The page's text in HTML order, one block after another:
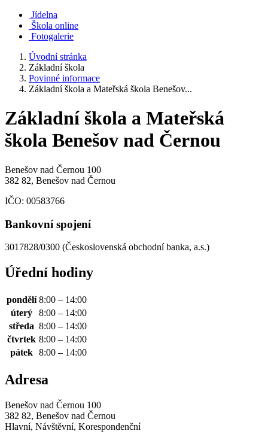
Jídelna
Škola online
Fotogalerie
Úvodní stránka
Základní škola
Povinné informace
Základní škola a Mateřská škola Benešov...
Základní škola a Mateřská
škola Benešov nad Černou
Benešov nad Černou 100
382 82, Benešov nad Černou
IČO: 00583766
Bankovní spojení
3017828/0300 (Československá obchodní banka, a.s.)
Úřední hodiny
pondělí 8:00 – 14:00
úterý
8:00 – 14:00
středa 8:00 – 14:00
čtvrtek 8:00 – 14:00
pátek 8:00 – 14:00
Adresa
Benešov nad Černou 100
382 82, Benešov nad Černou
Hlavní, Návštěvní, Korespondenční